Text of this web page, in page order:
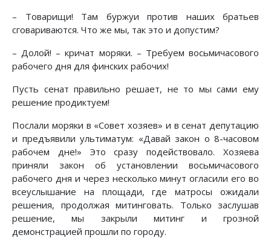
– Товарищи! Там буржуи против наших братьев
сговариваются. Что же мы, так это и допустим?
– Долой! – кричат моряки. – Требуем восьмичасового
рабочего дня для финских рабочих!
Пусть сенат правильно решает, не то мы сами ему
решение продиктуем!
Послали моряки в «Совет хозяев» и в сенат депутацию
и предъявили ультиматум: «Давай закон о 8-часовом
рабочем дне!» Это сразу подействовало. Хозяева
приняли закон об установлении восьмичасового
рабочего дня и через несколько минут огласили его во
всеуслышание на площади, где матросы ожидали
решения, продолжая митинговать. Только заслушав
решение, мы закрыли митинг и грозной
демонстрацией прошли по городу.